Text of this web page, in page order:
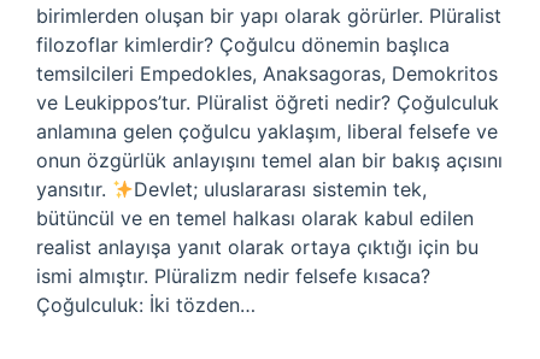
birimlerden oluşan bir yapı olarak görürler. Plüralist
filozoflar kimlerdir? Çoğulcu dönemin başlıca
temsilcileri Empedokles, Anaksagoras, Demokritos
ve Leukippos’tur. Plüralist öğreti nedir? Çoğulculuk
anlamına gelen çoğulcu yaklaşım, liberal felsefe ve
onun özgürlük anlayışını temel alan bir bakış açısını
yansıtır.
Devlet; uluslararası sistemin tek,
bütüncül ve en temel halkası olarak kabul edilen
realist anlayışa yanıt olarak ortaya çıktığı için bu
ismi almıştır. Plüralizm nedir felsefe kısaca?
Çoğulculuk: İki tözden…